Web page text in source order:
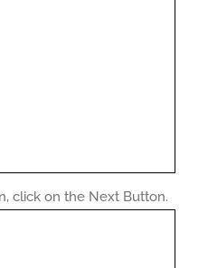
click on the Next Button.